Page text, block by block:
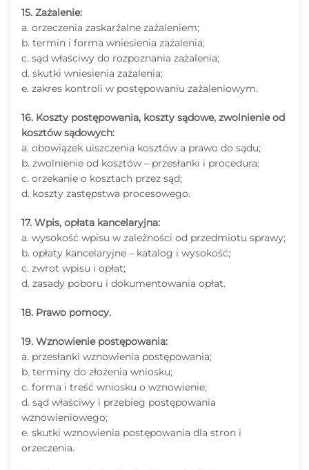
15. Zażalenie:
a. orzeczenia zaskarżalne zażaleniem;
b. termin i forma wniesienia zażalenia;
c. sąd właściwy do rozpoznania zażalenia;
d. skutki wniesienia zażalenia;
e. zakres kontroli w postępowaniu zażaleniowym.
16. Koszty postępowania, koszty sądowe, zwolnienie od
kosztów sądowych:
a. obowiązek uiszczenia kosztów a prawo do sądu;
b. zwolnienie od kosztów – przesłanki i procedura;
c. orzekanie o kosztach przez sąd;
d. koszty zastępstwa procesowego.
17. Wpis, opłata kancelaryjna:
a. wysokość wpisu w zależności od przedmiotu sprawy;
b. opłaty kancelaryjne – katalog i wysokość;
c. zwrot wpisu i opłat;
d. zasady poboru i dokumentowania opłat.
18. Prawo pomocy.
19. Wznowienie postępowania:
a. przesłanki wznowienia postępowania;
b. terminy do złożenia wniosku;
c. forma i treść wniosku o wznowienie;
d. sąd właściwy i przebieg postępowania
wznowieniowego;
e. skutki wznowienia postępowania dla stron i
orzeczenia.